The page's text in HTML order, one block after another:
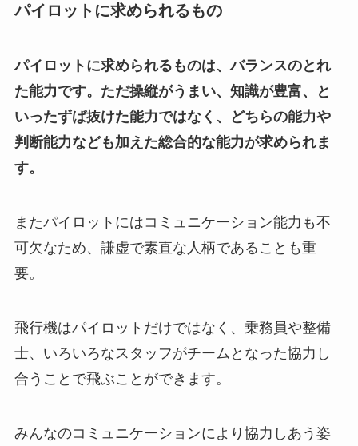
パイロットに求められるもの
パイロットに求められるものは、バランスのとれ
た能力です。ただ操縦がうまい、知識が豊富、と
いったずば抜けた能力ではなく、どちらの能力や
判断能力なども加えた総合的な能力が求められま
す。
またパイロットにはコミュニケーション能力も不
可欠なため、謙虚で素直な人柄であることも重
要。
飛行機はパイロットだけではなく、乗務員や整備
士、いろいろなスタッフがチームとなった協力し
合うことで飛ぶことができます。
みんなのコミュニケーションにより協力しあう姿